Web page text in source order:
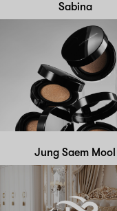
Sabina
Jung Saem Mool